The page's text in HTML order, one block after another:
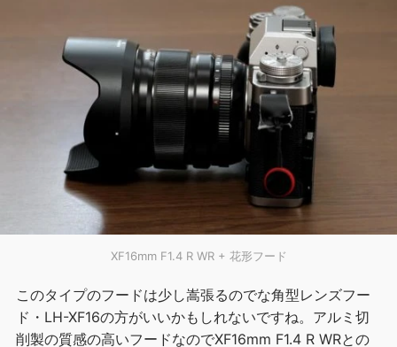
XF16mm F1.4 R WR + 花形フード
このタイプのフードは少し嵩張るのでな角型レンズフー
ド・LH-XF16の方がいいかもしれないですね。アルミ切
削製の質感の高いフードなのでXF16mm F1.4 R WRとの